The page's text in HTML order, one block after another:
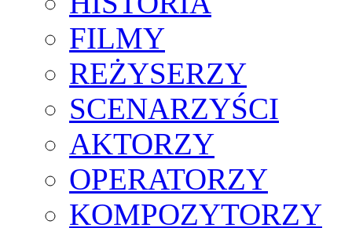
FILMY
REŻYSERZY
SCENARZYŚCI
AKTORZY
OPERATORZY
KOMPOZYTORZY